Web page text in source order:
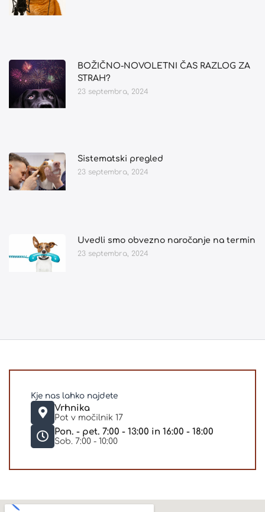
BOŽIČNO-NOVOLETNI ČAS RAZLOG ZA
STRAH?
23 septembra, 2024
Sistematski pregled
23 septembra, 2024
Uvedli smo obvezno naročanje na termin
23 septembra, 2024
Kje nas lahko najdete
Vrhnika
Pot v močilnik 17
Pon. - pet. 7:00 - 13:00 in 16:00 - 18:00
Sob. 7:00 - 10:00